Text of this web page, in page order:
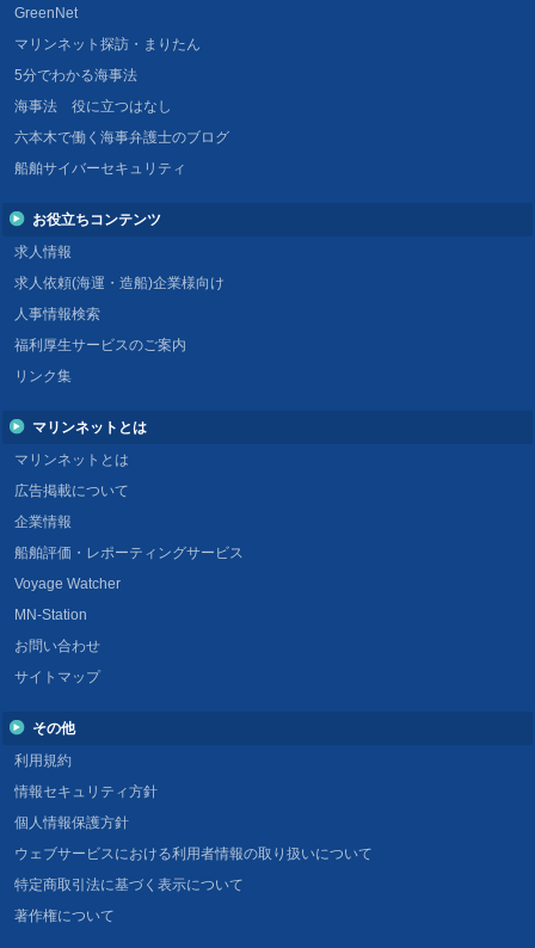
GreenNet
マリンネット探訪・まりたん
5分でわかる海事法
海事法 役に立つはなし
六本木で働く海事弁護士のブログ
船舶サイバーセキュリティ
お役立ちコンテンツ
求人情報
求人依頼(海運・造船)企業様向け
人事情報検索
福利厚生サービスのご案内
リンク集
マリンネットとは
マリンネットとは
広告掲載について
企業情報
船舶評価・レポーティングサービス
Voyage Watcher
MN-Station
お問い合わせ
サイトマップ
その他
利用規約
情報セキュリティ方針
個人情報保護方針
ウェブサービスにおける利用者情報の取り扱いについて
特定商取引法に基づく表示について
著作権について